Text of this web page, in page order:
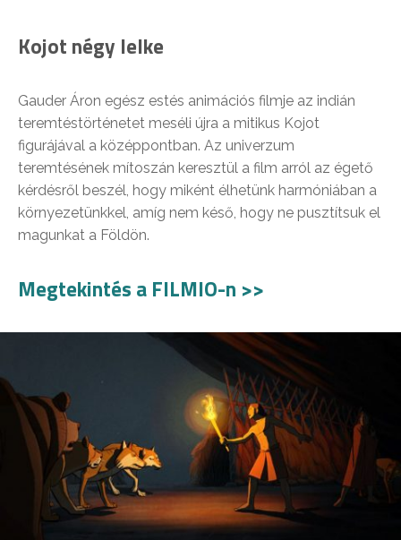
Kojot négy lelke
Gauder Áron egész estés animációs filmje az indián
teremtéstörténetet meséli újra a mitikus Kojot
figurájával a középpontban. Az univerzum
teremtésének mítoszán keresztül a film arról az égető
kérdésről beszél, hogy miként élhetünk harmóniában a
környezetünkkel, amíg nem késő, hogy ne pusztítsuk el
magunkat a Földön.
Megtekintés a FILMIO-n >>